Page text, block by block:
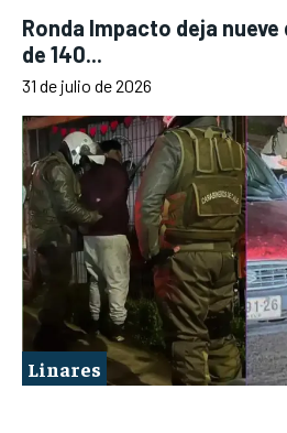
Ronda Impacto deja
de 140...
31 de julio de 2026
Linares